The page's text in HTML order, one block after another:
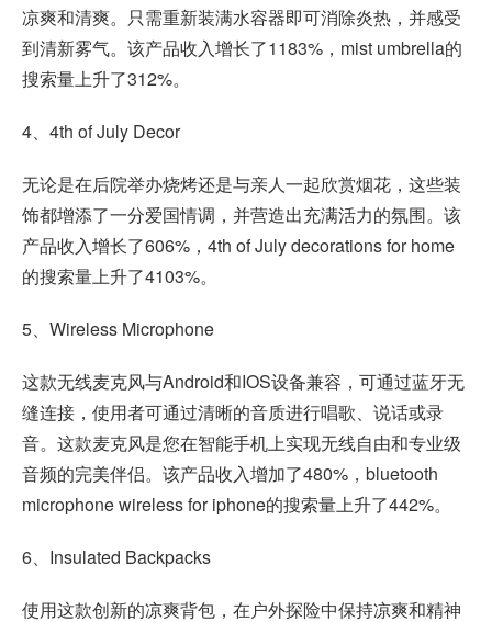
凉爽和清爽。只需重新装满水容器即可消除炎热，并感受
到清新雾气。该产品收入增长了1183%，mist umbrella的
搜索量上升了312%。
4、4th of July Decor
无论是在后院举办烧烤还是与亲人一起欣赏烟花，这些装
饰都增添了一分爱国情调，并营造出充满活力的氛围。该
产品收入增长了606%，4th of July decorations for home
的搜索量上升了4103%。
5、Wireless Microphone
这款无线麦克风与Android和IOS设备兼容，可通过蓝牙无
缝连接，使用者可通过清晰的音质进行唱歌、说话或录
音。这款麦克风是您在智能手机上实现无线自由和专业级
音频的完美伴侣。该产品收入增加了480%，bluetooth
microphone wireless for iphone的搜索量上升了442%。
6、Insulated Backpacks
使用这款创新的凉爽背包，在户外探险中保持凉爽和精神